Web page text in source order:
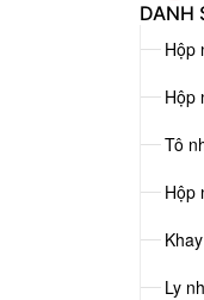
DANH
Hộp
Hộp
Tô
Hộp
Ly